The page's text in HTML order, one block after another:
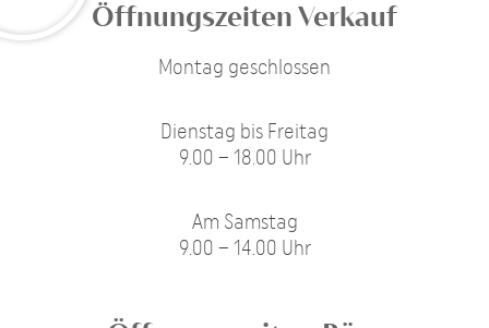
Öffnungszeiten Verkauf
Montag geschlossen
Dienstag bis Freitag
9.00 – 18.00 Uhr
Am Samstag
9.00 – 14.00 Uhr